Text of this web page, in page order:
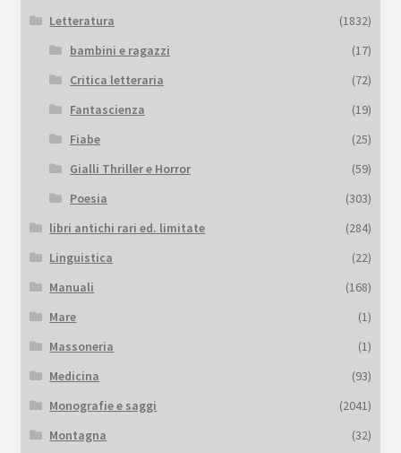
Letteratura
(1832)
bambini e ragazzi
(17)
Critica letteraria
(72)
Fantascienza
(19)
Fiabe
(25)
Gialli Thriller e Horror
(59)
Poesia
(303)
libri antichi rari ed. limitate
(284)
Linguistica
(22)
Manuali
(168)
Mare
(1)
Massoneria
(1)
Medicina
(93)
Monografie e saggi
(2041)
Montagna
(32)